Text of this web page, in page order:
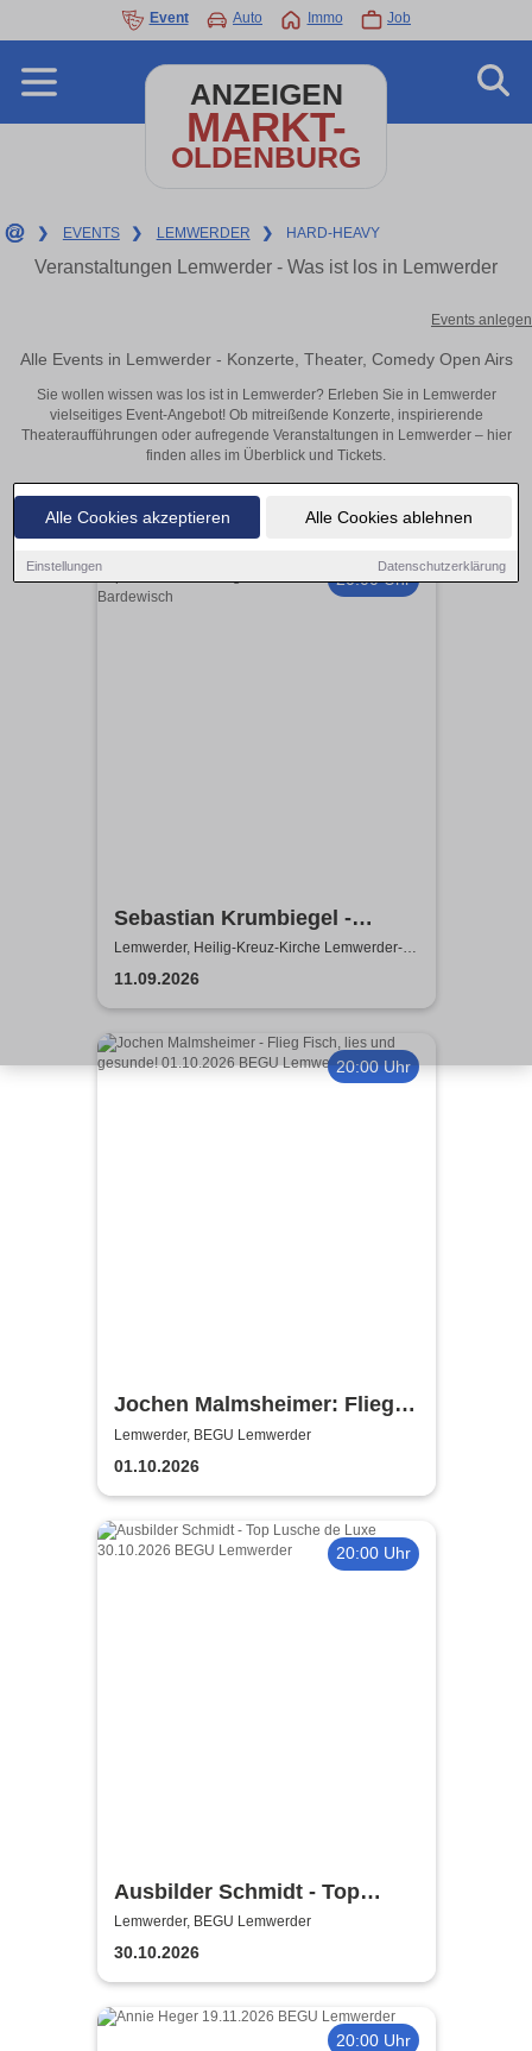
Alle Cookies akzeptieren Alle Cookies ablehnen
Einstellungen Datenschutzerklärung
Event Auto Immo Job
ANZEIGEN
MARKT-
OLDENBURG
❯ EVENTS ❯ LEMWERDER ❯ HARD-HEAVY
Veranstaltungen Lemwerder - Was ist los in Lemwerder
Events anlegen
Alle Events in Lemwerder - Konzerte, Theater, Comedy Open Airs
Sie wollen wissen was los ist in Lemwerder? Erleben Sie in Lemwerder
vielseitiges Event-Angebot! Ob mitreißende Konzerte, inspirierende
Theateraufführungen oder aufregende Veranstaltungen in Lemwerder – hier
finden alles im Überblick und Tickets.
20:00 Uhr
Sebastian Krumbiegel -
Kompass-Tour 2026
Lemwerder, Heilig-Kreuz-Kirche Lemwerder-
Bardewisch
11.09.2026
20:00 Uhr
Jochen Malmsheimer: Flieg
Fisch, lies und gesunde!
Lemwerder, BEGU Lemwerder
01.10.2026
20:00 Uhr
Ausbilder Schmidt - Top
Lusche de Luxe
Lemwerder, BEGU Lemwerder
30.10.2026
20:00 Uhr